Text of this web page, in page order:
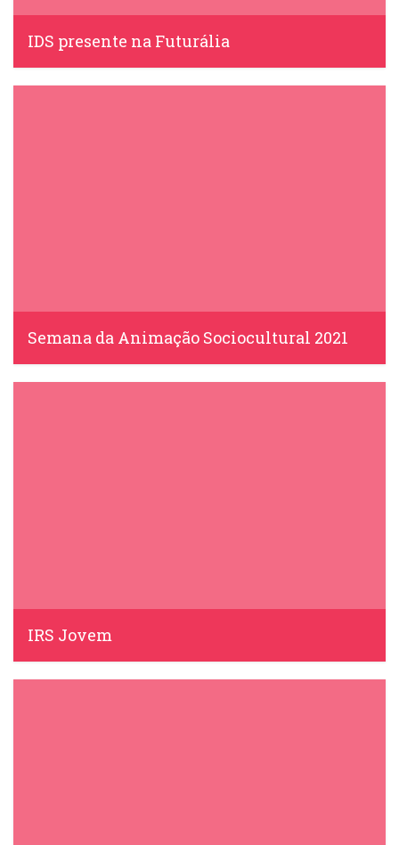
IDS presente na Futurália
IDS, 7 Abril, 2022
Semana da Animação Sociocultural 2021
IDS, 19 Abril, 2021
IRS Jovem
IDS, 3 Março, 2021